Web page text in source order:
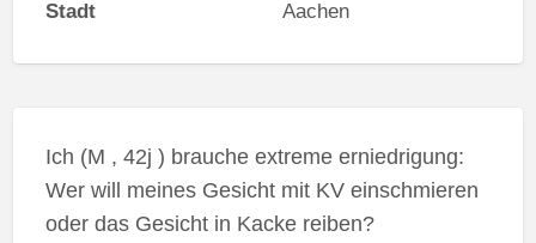
Stadt
Aachen
Ich (M , 42j ) brauche extreme erniedrigung:
Wer will meines Gesicht mit KV einschmieren
oder das Gesicht in Kacke reiben?